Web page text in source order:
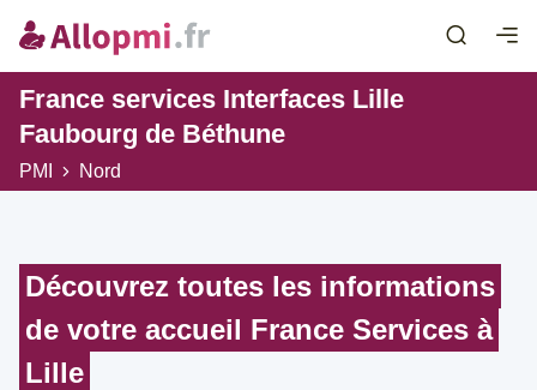
France services Interfaces Lille
Faubourg de Béthune
PMI Nord
Découvrez toutes les informations
de votre accueil France Services à
Lille